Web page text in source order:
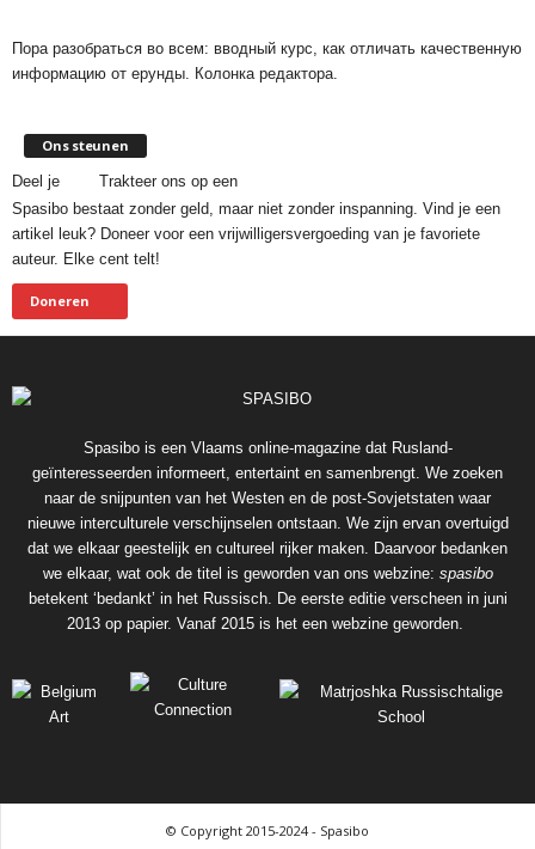
Пора разобраться во всем: вводный курс, как отличать качественную
информацию от ерунды. Колонка редактора.
Ons steunen
Deel je
Trakteer ons op een
Spasibo bestaat zonder geld, maar niet zonder inspanning. Vind je een
artikel leuk? Doneer voor een vrijwilligersvergoeding van je favoriete
auteur. Elke cent telt!
Doneren
Spasibo is een Vlaams online-magazine dat Rusland-
geïnteresseerden informeert, entertaint en samenbrengt. We zoeken
naar de snijpunten van het Westen en de post-Sovjetstaten waar
nieuwe interculturele verschijnselen ontstaan. We zijn ervan overtuigd
dat we elkaar geestelijk en cultureel rijker maken. Daarvoor bedanken
we elkaar, wat ook de titel is geworden van ons webzine: spasibo
betekent ‘bedankt’ in het Russisch. De eerste editie verscheen in juni
2013 op papier. Vanaf 2015 is het een webzine geworden.
© Copyright 2015-2024 - Spasibo